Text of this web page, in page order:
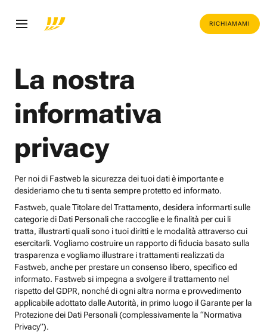
RICHIAMAMI
La nostra
informativa
privacy
Per noi di Fastweb la sicurezza dei tuoi dati è importante e
desideriamo che tu ti senta sempre protetto ed informato.
Fastweb, quale Titolare del Trattamento, desidera informarti sulle
categorie di Dati Personali che raccoglie e le finalità per cui li
tratta, illustrarti quali sono i tuoi diritti e le modalità attraverso cui
esercitarli. Vogliamo costruire un rapporto di fiducia basato sulla
trasparenza e vogliamo illustrare i trattamenti realizzati da
Fastweb, anche per prestare un consenso libero, specifico ed
informato. Fastweb si impegna a svolgere il trattamento nel
rispetto del GDPR, nonché di ogni altra norma e provvedimento
applicabile adottato dalle Autorità, in primo luogo il Garante per la
Protezione dei Dati Personali (complessivamente la “Normativa
Privacy”).